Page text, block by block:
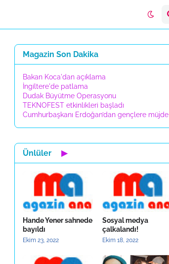
Magazin Son Dakika
Bakan Koca'dan açıklama
İngiltere'de patlama
Dudak Büyütme Operasyonu
TEKNOFEST etkinlikleri başladı
Cumhurbaşkanı Erdoğan’dan gençlere müjde
Ünlüler ▶
Hande Yener sahnede
bayıldı
Ekim 23, 2022
Sosyal medya
çalkalandı!
Ekim 18, 2022